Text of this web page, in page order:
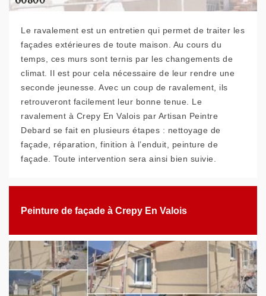
Le ravalement est un entretien qui permet de traiter les
façades extérieures de toute maison. Au cours du
temps, ces murs sont ternis par les changements de
climat. Il est pour cela nécessaire de leur rendre une
seconde jeunesse. Avec un coup de ravalement, ils
retrouveront facilement leur bonne tenue. Le
ravalement à Crepy En Valois par Artisan Peintre
Debard se fait en plusieurs étapes : nettoyage de
façade, réparation, finition à l’enduit, peinture de
façade. Toute intervention sera ainsi bien suivie.
Peinture de façade à Crepy En Valois